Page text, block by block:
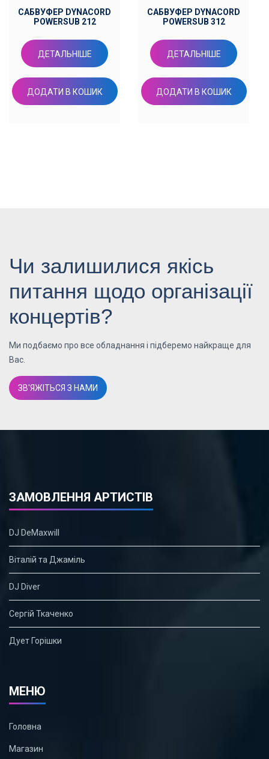
САБВУФЕР DYNACORD
POWERSUB 212
ДЕТАЛЬНІШЕ
ДОДАТИ В КОШИК
САБВУФЕР DYNACORD
POWERSUB 312
ДЕТАЛЬНІШЕ
ДОДАТИ В КОШИК
Чи залишилися якісь
питання щодо організації
концертів?
Ми подбаємо про все обладнання і підберемо найкраще для
Вас.
ЗВ'ЯЖІТЬСЯ З НАМИ
ЗАМОВЛЕННЯ АРТИСТІВ
DJ DeMaxwill
Віталій та Джаміль
DJ Diver
Сергій Ткаченко
Дует Горішки
МЕНЮ
Головна
Магазин